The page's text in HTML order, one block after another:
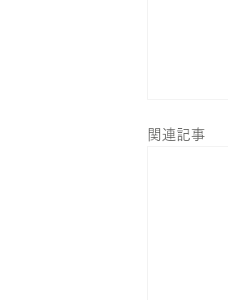
関連記事